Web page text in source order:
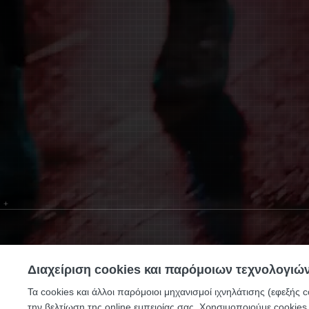
Διαχείριση cookies και παρόμοιων
Τα cookies και άλλοι παρόμοιοι μηχανισμοί ιχνηλάτισης
+